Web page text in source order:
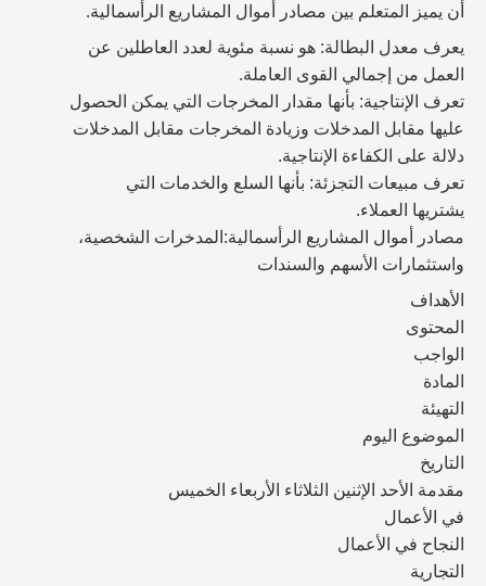
أن يميز المتعلم بين مصادر أموال المشاريع الرأسمالية.
يعرف معدل البطالة: هو نسبة مئوية لعدد العاطلين عن
العمل من إجمالي القوى العاملة.
تعرف الإنتاجية: بأنها مقدار المخرجات التي يمكن الحصول
عليها مقابل المدخلات وزيادة المخرجات مقابل المدخلات
دلالة على الكفاءة الإنتاجية.
تعرف مبيعات التجزئة: بأنها السلع والخدمات التي
يشتريها العملاء.
مصادر أموال المشاريع الرأسمالية:المدخرات الشخصية،
واستثمارات الأسهم والسندات
الأهداف
المحتوى
الواجب
المادة
التهيئة
الموضوع اليوم
التاريخ
مقدمة الأحد الإثنين الثلاثاء الأربعاء الخميس
في الأعمال
النجاح في الأعمال
التجارية